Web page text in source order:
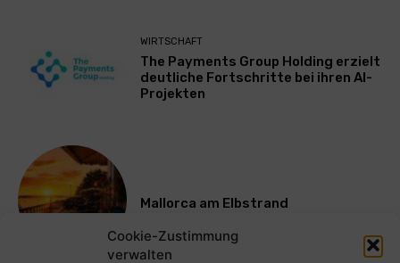
Cookie-Zustimmung
verwalten
WIRTSCHAFT
The Payments Group Holding erzielt
deutliche Fortschritte bei ihren AI-
Projekten
Mallorca am Elbstrand